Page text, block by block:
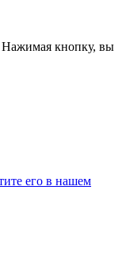
Нажимая кнопку, вы
его в нашем